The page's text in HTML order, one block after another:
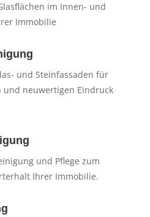
im Innen- und
Immobilie
und Steinfassaden für
und neuwertigen Eindruck
und Pflege zum
Ihrer Immobilie.